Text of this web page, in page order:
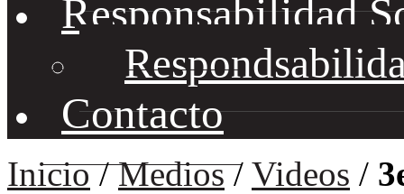
Responsabilidad
Contacto
Inicio/Medios/ Videos /